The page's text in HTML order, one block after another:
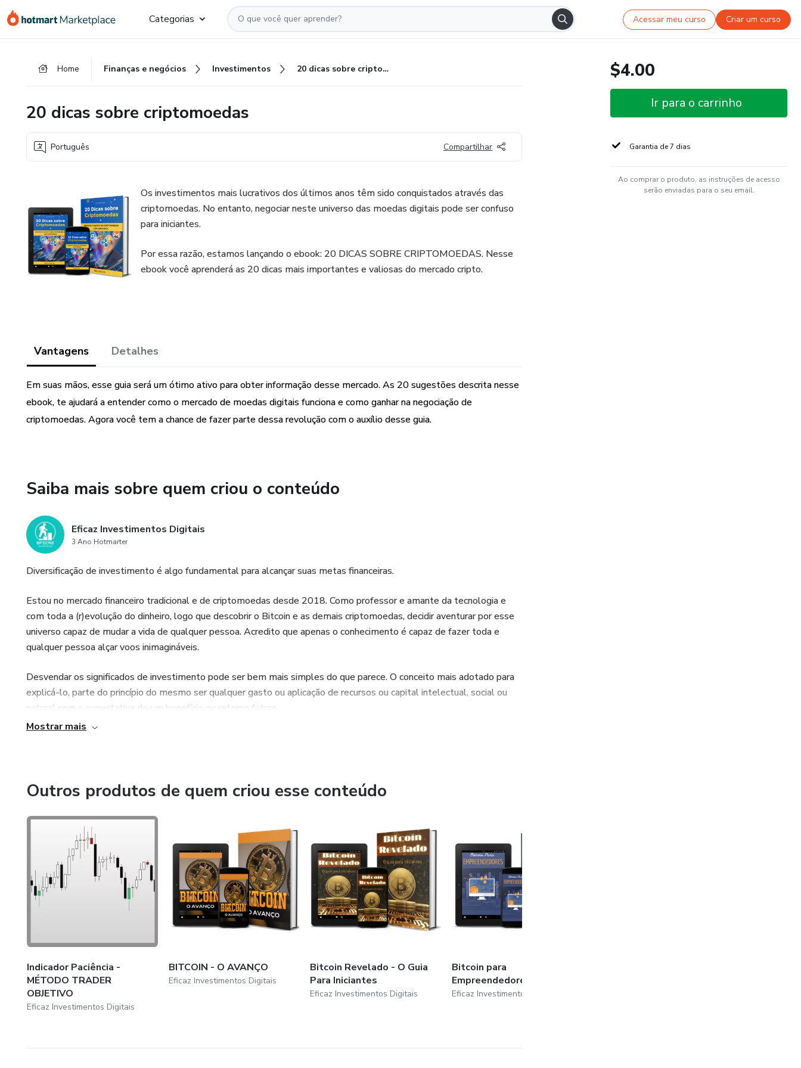
para
para
para
Categorias Acessar meu curso Criar um curso
Home Finanças e negócios Investimentos 20 dicas sobre criptomoedas
20 dicas sobre criptomoedas
Português Compartilhar
Os investimentos mais lucrativos dos últimos anos têm sido conquistados através das
criptomoedas. No entanto, negociar neste universo das moedas digitais pode ser confuso
para iniciantes.
Por essa razão, estamos lançando o ebook: 20 DICAS SOBRE CRIPTOMOEDAS. Nesse
ebook você aprenderá as 20 dicas mais importantes e valiosas do mercado cripto.
Vantagens Detalhes
Em suas mãos, esse guia será um ótimo ativo para obter informação desse mercado. As 20 sugestões descrita nesse
ebook, te ajudará a entender como o mercado de moedas digitais funciona e como ganhar na negociação de
criptomoedas. Agora você tem a chance de fazer parte dessa revolução com o auxílio desse guia.
Saiba mais sobre quem criou o conteúdo
Eficaz Investimentos Digitais
3 Ano Hotmarter
Diversificação de investimento é algo fundamental para alcançar suas metas financeiras.
Estou no mercado financeiro tradicional e de criptomoedas desde 2018. Como professor e amante da tecnologia e
com toda a (r)evolução do dinheiro, logo que descobrir o Bitcoin e as demais criptomoedas, decidir aventurar por esse
universo capaz de mudar a vida de qualquer pessoa. Acredito que apenas o conhecimento é capaz de fazer toda e
qualquer pessoa alçar voos inimagináveis.
Desvendar os significados de investimento pode ser bem mais simples do que parece. O conceito mais adotado para
explicá-lo, parte do princípio do mesmo ser qualquer gasto ou aplicação de recursos ou capital intelectual, social ou
natural com a expectativa de um benefício ou retorno futuro.
não tem conhecimento de como lidar com o dinheiro.
Por isso, fundei a R&R Digital e a Eficaz Investimentos Digitais para que mais pessoas possam ter educação financeira
e boas experiências com investimentos digitais. Porque não basta apenas existir, você tem que mudar. E para isso,
precisa começar. É necessário começar certo, começar com segurança. E isso só será possível com conhecimento.
Mostrar mais
Outros produtos de quem criou esse conteúdo
Indicador Paciência -
MÉTODO TRADER
OBJETIVO
Eficaz Investimentos Digitais
BITCOIN - O AVANÇO
Eficaz Investimentos Digitais
Bitcoin Revelado - O Guia
Para Iniciantes
Eficaz Investimentos Digitais
Bitcoin para
Empreendedores
Eficaz Investimentos Digitais
$4.00
Ir para o carrinho
Garantia de 7 dias
Ao comprar o produto, as instruções de acesso
serão enviadas para o seu email.